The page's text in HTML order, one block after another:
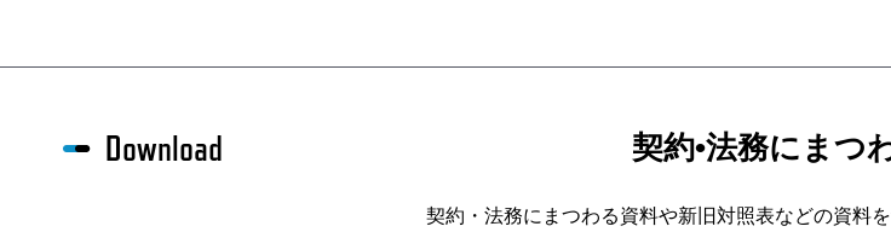
契約•法務にまつ
Download
契約・法務にまつわる資料や新旧対照表などの資料